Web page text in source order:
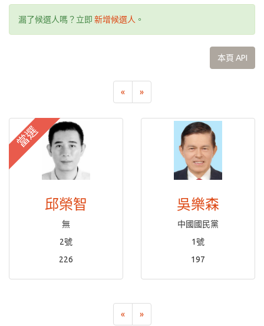
漏了候選人嗎？立即 新增候選人 。
本頁 API
« »
當選
邱榮智
無
2號
226
吳樂森
中國國民黨
1號
197
« »